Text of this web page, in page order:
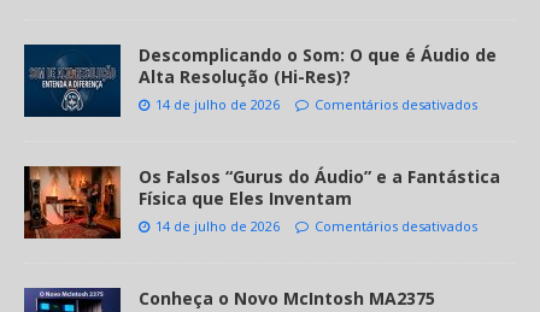
Descomplicando o Som: O que é Áudio de
Alta Resolução (Hi-Res)?
14 de julho de 2026 Comentários desativados
Os Falsos “Gurus do Áudio” e a Fantástica
Física que Eles Inventam
14 de julho de 2026 Comentários desativados
Conheça o Novo McIntosh MA2375